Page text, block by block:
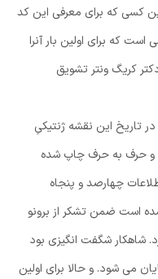
کسی که برای معرفی این کد
که برای اولین بار آنرا
کریگ ونتر تشویق
در تاریخ این نقشه ژنتیکیِ
حرف به حرف چاپ شده
چهارصد و پنجاه
شده است ضمن تشکر از برونو
می شود. و حالا برای اولین